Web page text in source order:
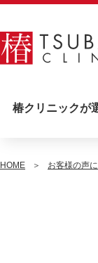
椿クリニックが
HOME お客様の声